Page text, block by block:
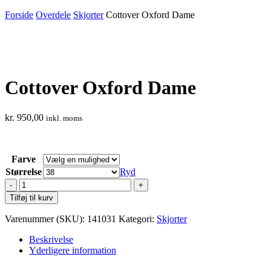
Forside Overdele Skjorter Cottover Oxford Dame
Cottover Oxford Dame
kr. 950,00 inkl. moms
Farve
Størrelse
Ryd
Cottover
Oxford
Dame
antal
Tilføj til kurv
Varenummer (SKU): 141031 Kategori: Skjorter
Beskrivelse
Yderligere information